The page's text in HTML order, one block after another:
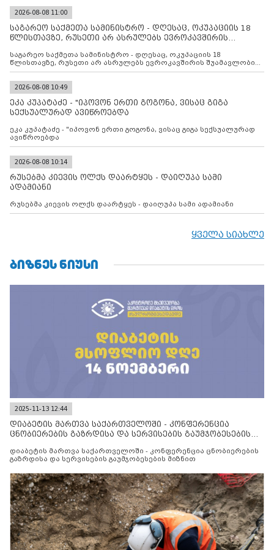
2026-08-08 11:00
საგარეო საქმეთა სამინისტრო - დღესაც, ოკუპაციის 18
წლისთავზე, რუსეთი არ ასრულებს ევროკავშირის
საგარეო საქმეთა სამინისტრო - დღესაც, ოკუპაციის 18
წლისთავზე, რუსეთი არ ასრულებს ევროკავშირის შუამავლობით
დადებულ 2008 წლის 12 აგვისტოს ცეცხლის შეწყვეტის
კონტროლს ოკუპირებულ რეგიონებში, აგრძელებს მათი
მილიტარიზაციის პროცესს და აქტიურად დგამს ნაბიჯებს მათი
ფაქტობრივი ანექსიისკენ
2026-08-08 10:49
ეკა კუპატაძე - "იპოვონ ერთი გოგონა, ვისაც გიგა
სექსუალურად ავიწროებდა
ეკა კუპატაძე - "იპოვონ ერთი გოგონა, ვისაც გიგა სექსუალურად
ავიწროებდა
2026-08-08 10:14
რუსებმა კიევის ოლქს დაარტყეს - დაიღუპა სამი
ადამიანი
რუსებმა კიევის ოლქს დაარტყეს - დაიღუპა სამი ადამიანი
ყველა სიახლე
ᲑᲘᲖᲜᲔᲡ ᲜᲘᲣᲡᲘ
2025-11-13 12:44
დიაბეტის მართვა საქართველოში - კონფერენცია
ცნობიერების გაზრდისა და სერვისების გაუმჯობესების
დიაბეტის მართვა საქართველოში - კონფერენცია ცნობიერების
გაზრდისა და სერვისების გაუმჯობესების მიზნით